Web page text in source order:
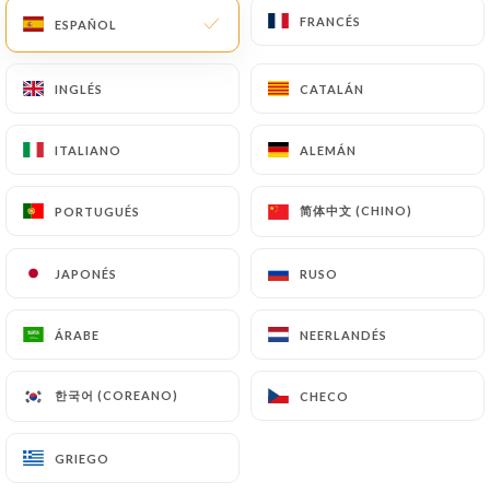
ESPAÑOL FRANCÉS
INGLÉS CATALÁN
ITALIANO ALEMÁN
PORTUGUÉS 简体中文 (CHINO)
JAPONÉS RUSO
ÁRABE NEERLANDÉS
한국어 (COREANO) CHECO
GRIEGO
INICIO
ESPAÑOL FRANCÉS
INGLÉS CATALÁN
ITALIANO ALEMÁN
PORTUGUÉS 简体中文 (CHINO)
JAPONÉS RUSO
ÁRABE NEERLANDÉS
한국어 (COREANO) CHECO
GRIEGO